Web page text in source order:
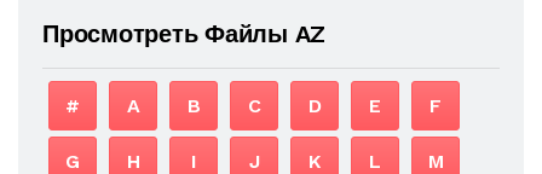
Просмотреть Файлы AZ
# A B C D E F
G H I J K L M